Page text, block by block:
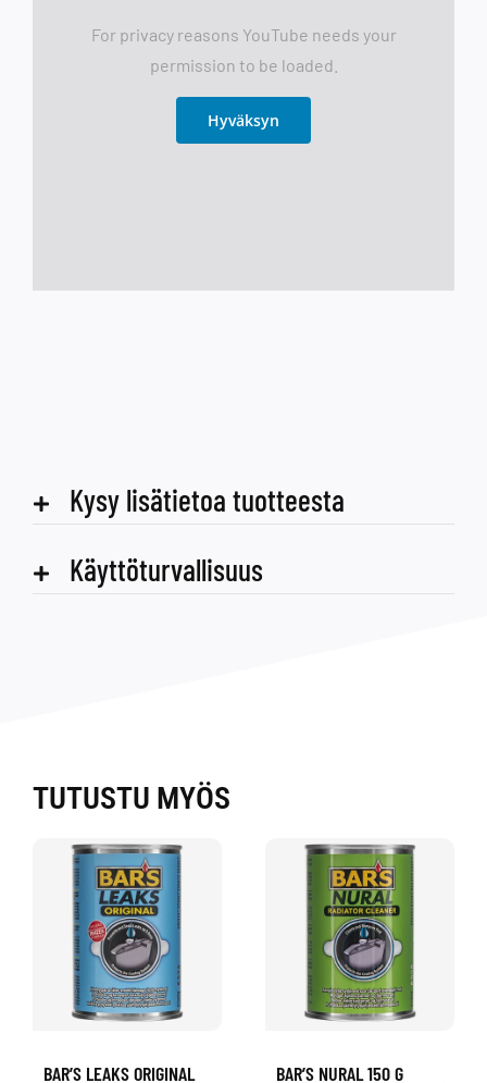
For privacy reasons YouTube needs your
permission to be loaded.
Hyväksyn
Kysy lisätietoa tuotteesta
Käyttöturvallisuus
TUTUSTU MYÖS
BAR’S LEAKS ORIGINAL
BAR’S NURAL 150 G